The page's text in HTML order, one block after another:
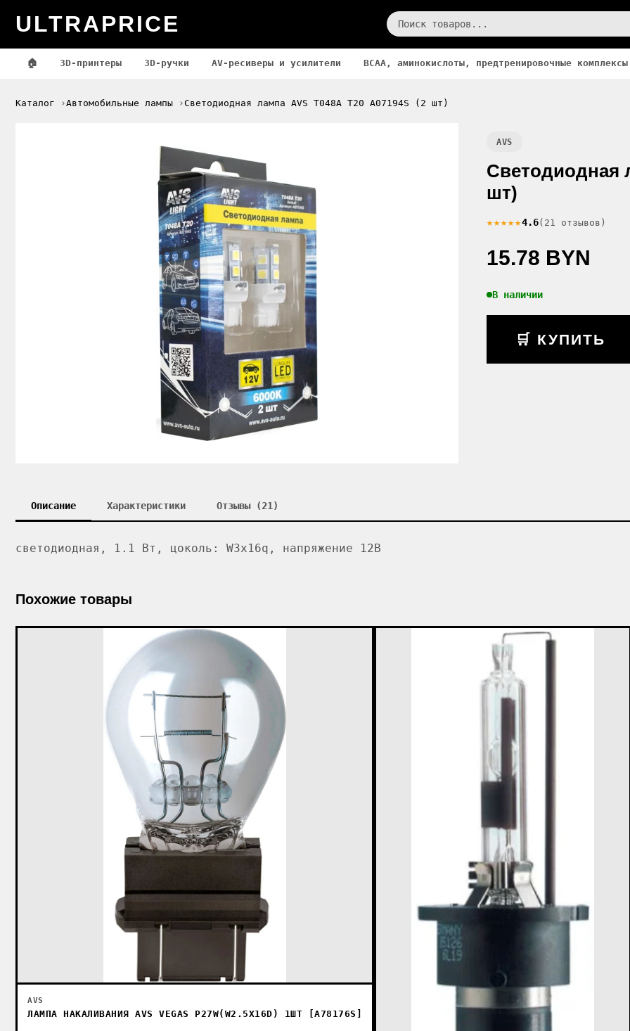
ULTRAPRICE
🏠 3D-принтеры 3D-ручки AV-ресиверы и усилители BCAA, аминокислоты, предтренировочные
Каталог Автомобильные лампы Светодиодная лампа AVS T048A T20 A07194S (2 шт)
AVS
Светодиодная
шт)
★★★★★4.6(21 отзывов)
15.78 BYN
В наличии
🛒 КУПИТЬ
Описание Характеристики Отзывы (21)
светодиодная, 1.1 Вт, цоколь: W3x16q, напряжение 12В
Похожие товары
AVS
ЛАМПА НАКАЛИВАНИЯ AVS VEGAS P27W(W2.5X16D) 1ШТ [A78176S]